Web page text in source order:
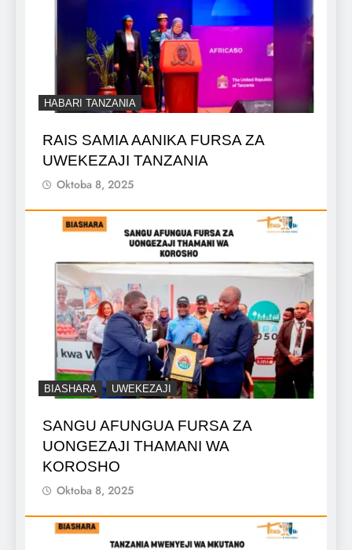
HABARI TANZANIA
RAIS SAMIA AANIKA FURSA ZA
UWEKEZAJI TANZANIA
Oktoba 8, 2025
BIASHARA UWEKEZAJI
SANGU AFUNGUA FURSA ZA
UONGEZAJI THAMANI WA
KOROSHO
Oktoba 8, 2025